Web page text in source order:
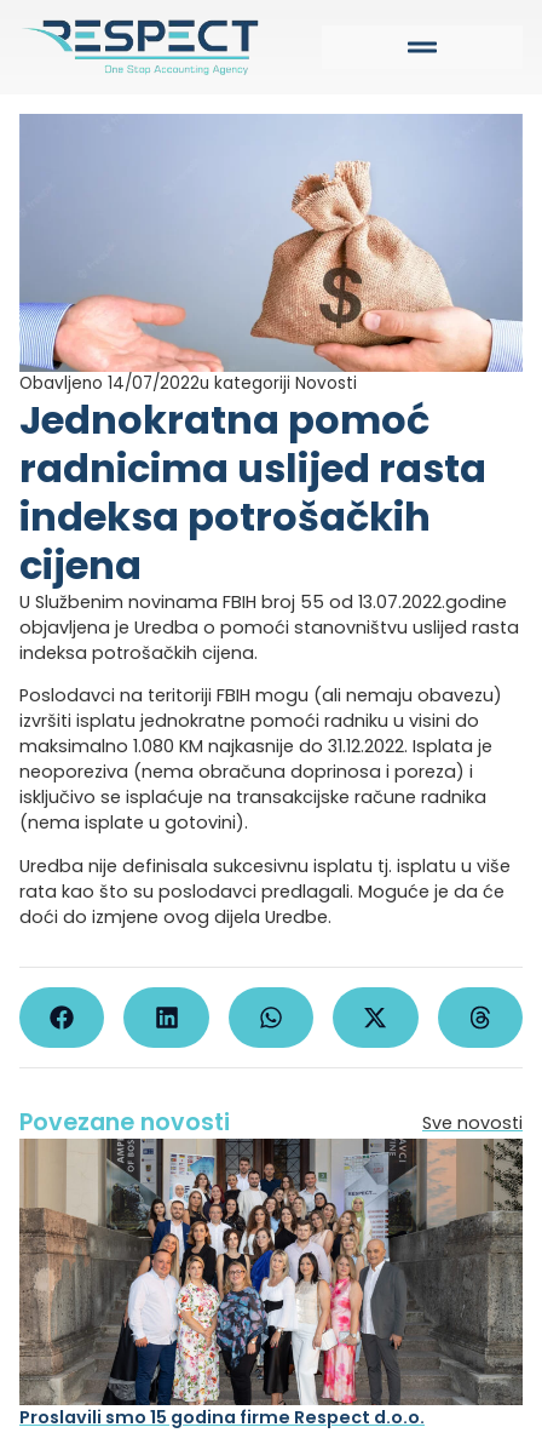
Obavljeno 14/07/2022u kategoriji Novosti
Jednokratna pomoć
radnicima uslijed rasta
indeksa potrošačkih
cijena
U Službenim novinama FBIH broj 55 od 13.07.2022.godine
objavljena je Uredba o pomoći stanovništvu uslijed rasta
indeksa potrošačkih cijena.
Poslodavci na teritoriji FBIH mogu (ali nemaju obavezu)
izvršiti isplatu jednokratne pomoći radniku u visini do
maksimalno 1.080 KM najkasnije do 31.12.2022. Isplata je
neoporeziva (nema obračuna doprinosa i poreza) i
isključivo se isplaćuje na transakcijske račune radnika
(nema isplate u gotovini).
Uredba nije definisala sukcesivnu isplatu tj. isplatu u više
rata kao što su poslodavci predlagali. Moguće je da će
doći do izmjene ovog dijela Uredbe.
Povezane novosti Sve novosti
Proslavili smo 15 godina firme Respect d.o.o.